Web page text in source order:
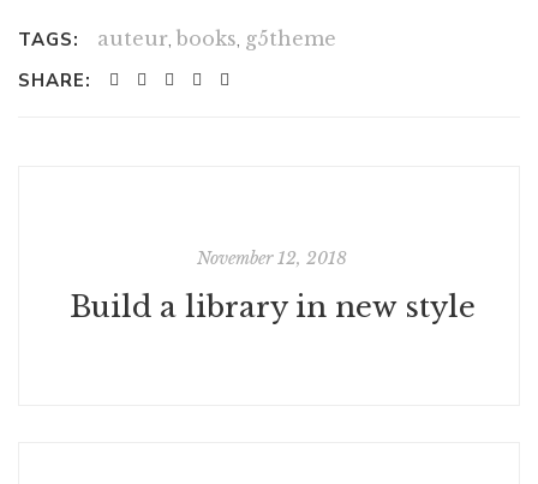
TAGS: auteur, books, g5theme
SHARE:
November 12, 2018
Build a library in new style